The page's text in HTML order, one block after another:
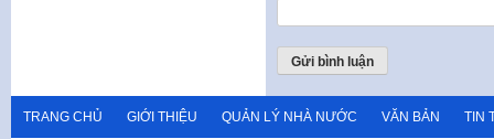
TRANG CHỦ GIỚI THIỆU QUẢN LÝ NHÀ NƯỚC VĂN BẢN TIN